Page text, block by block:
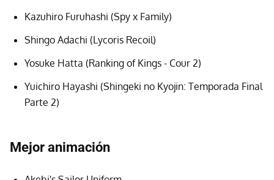
Kazuhiro Furuhashi (Spy x Family)
Shingo Adachi (Lycoris Recoil)
Yosuke Hatta (Ranking of Kings - Cour 2)
Yuichiro Hayashi (Shingeki no Kyojin: Temporada Final
Parte 2)
Mejor animación